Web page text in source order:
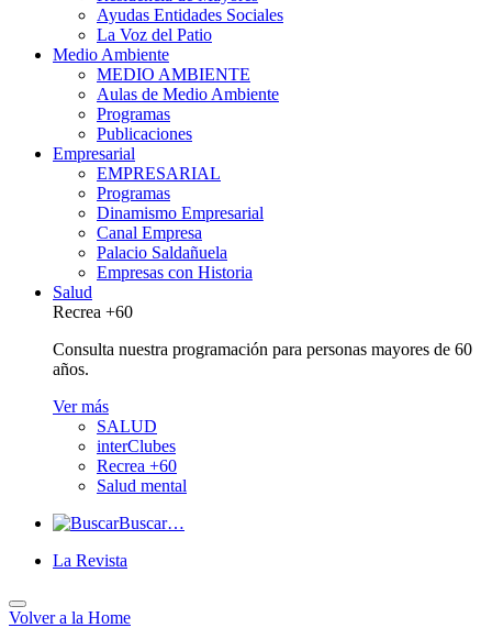
Ayudas Entidades Sociales
La Voz del Patio
Medio Ambiente
MEDIO AMBIENTE
Aulas de Medio Ambiente
Programas
Publicaciones
Empresarial
EMPRESARIAL
Programas
Dinamismo Empresarial
Canal Empresa
Palacio Saldañuela
Empresas con Historia
Salud
Recrea +60
Consulta nuestra programación para personas mayores de 60
años.
Ver más
SALUD
interClubes
Recrea +60
Salud mental
Buscar…
La Revista
Volver a la Home